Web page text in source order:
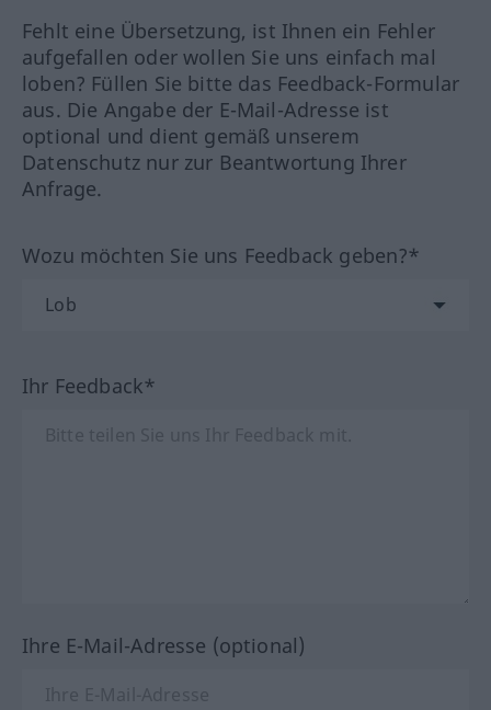
Fehlt eine Übersetzung, ist Ihnen ein Fehler
aufgefallen oder wollen Sie uns einfach mal
loben? Füllen Sie bitte das Feedback-Formular
aus. Die Angabe der E-Mail-Adresse ist
optional und dient gemäß unserem
Datenschutz nur zur Beantwortung Ihrer
Anfrage.
Wozu möchten Sie uns Feedback geben?*
Ihr Feedback*
Ihre E-Mail-Adresse (optional)